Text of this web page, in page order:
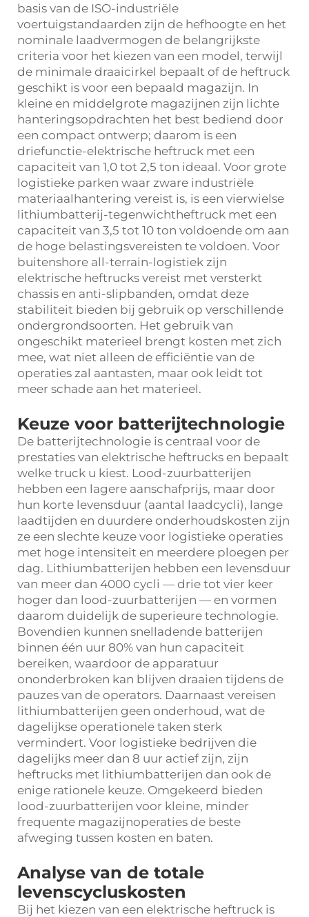
basis van de ISO-industriële
voertuigstandaarden zijn de hefhoogte en het
nominale laadvermogen de belangrijkste
criteria voor het kiezen van een model, terwijl
de minimale draaicirkel bepaalt of de heftruck
geschikt is voor een bepaald magazijn. In
kleine en middelgrote magazijnen zijn lichte
hanteringsopdrachten het best bediend door
een compact ontwerp; daarom is een
driefunctie-elektrische heftruck met een
capaciteit van 1,0 tot 2,5 ton ideaal. Voor grote
logistieke parken waar zware industriële
materiaalhantering vereist is, is een vierwielse
lithiumbatterij-tegenwichtheftruck met een
capaciteit van 3,5 tot 10 ton voldoende om aan
de hoge belastingsvereisten te voldoen. Voor
buitenshore all-terrain-logistiek zijn
elektrische heftrucks vereist met versterkt
chassis en anti-slipbanden, omdat deze
stabiliteit bieden bij gebruik op verschillende
ondergrondsoorten. Het gebruik van
ongeschikt materieel brengt kosten met zich
mee, wat niet alleen de efficiëntie van de
operaties zal aantasten, maar ook leidt tot
meer schade aan het materieel.
Keuze voor batterijtechnologie
De batterijtechnologie is centraal voor de
prestaties van elektrische heftrucks en bepaalt
welke truck u kiest. Lood-zuurbatterijen
hebben een lagere aanschafprijs, maar door
hun korte levensduur (aantal laadcycli), lange
laadtijden en duurdere onderhoudskosten zijn
ze een slechte keuze voor logistieke operaties
met hoge intensiteit en meerdere ploegen per
dag. Lithiumbatterijen hebben een levensduur
van meer dan 4000 cycli — drie tot vier keer
hoger dan lood-zuurbatterijen — en vormen
daarom duidelijk de superieure technologie.
Bovendien kunnen snelladende batterijen
binnen één uur 80% van hun capaciteit
bereiken, waardoor de apparatuur
ononderbroken kan blijven draaien tijdens de
pauzes van de operators. Daarnaast vereisen
lithiumbatterijen geen onderhoud, wat de
dagelijkse operationele taken sterk
vermindert. Voor logistieke bedrijven die
dagelijks meer dan 8 uur actief zijn, zijn
heftrucks met lithiumbatterijen dan ook de
enige rationele keuze. Omgekeerd bieden
lood-zuurbatterijen voor kleine, minder
frequente magazijnoperaties de beste
afweging tussen kosten en baten.
Analyse van de totale
levenscycluskosten
Bij het kiezen van een elektrische heftruck is